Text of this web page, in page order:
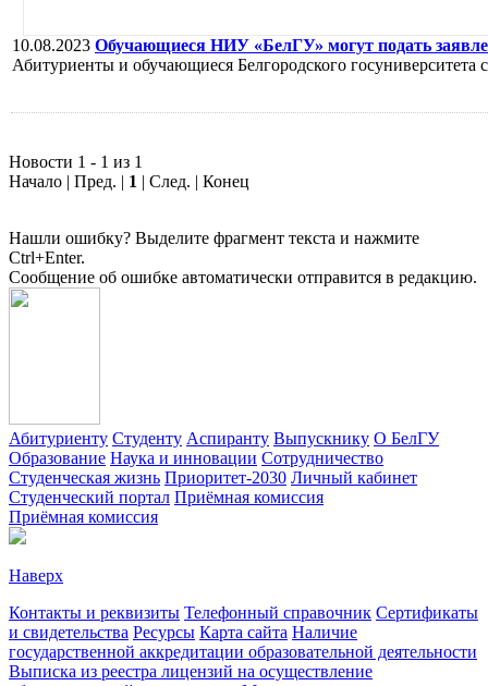
10.08.2023 Обучающиеся НИУ «БелГУ» могут подать
Абитуриенты и обучающиеся Белгородского госуниверситета
Новости 1 - 1 из 1
Начало | Пред. | 1 | След. | Конец
Нашли ошибку? Выделите фрагмент текста и нажмите
Ctrl+Enter.
Сообщение об ошибке автоматически отправится в редакцию.
Абитуриенту Студенту Аспиранту Выпускнику О БелГУ
Образование Наука и инновации Сотрудничество
Студенческая жизнь Приоритет-2030 Личный кабинет
Студенческий портал Приёмная комиссия
Приёмная комиссия
Наверх
Контакты и реквизиты Телефонный справочник Сертификаты
и свидетельства Ресурсы Карта сайта Наличие
государственной аккредитации образовательной деятельности
Выписка из реестра лицензий на осуществление